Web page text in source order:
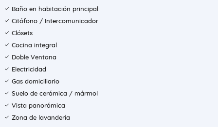
Baño en habitación principal
Citófono / Intercomunicador
Clósets
Cocina integral
Doble Ventana
Electricidad
Gas domiciliario
Suelo de cerámica / mármol
Vista panorámica
Zona de lavandería